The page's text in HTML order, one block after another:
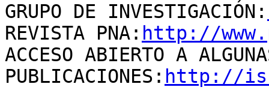
GRUPO DE INVESTIGACIÓN:
REVISTA PNA: http://
ACCESO ABIERTO A
PUBLICACIONES: http://